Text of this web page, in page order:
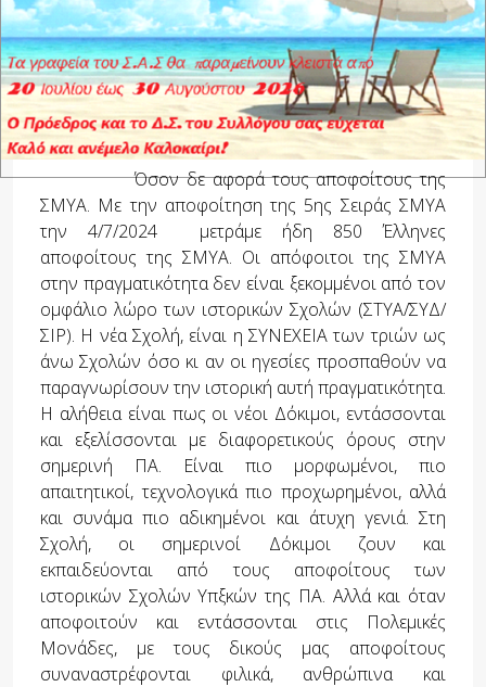
ιδιοκτησία κανενός, πολιτικών ή στρατιωτικών.
Γαλουχηθήκαμε με αξίες και ιδανικά κι έχουμε
δικαίωμα και ιερή υποχρέωση να υπερασπιστούμε,
να νοιαστούμε και να προστατεύσουμε τη Σχολή
μας πρώτα και τα δίκαια συμφέροντα των
αποφοίτων της.
Όσον δε αφορά τους αποφοίτους της
ΣΜΥΑ. Με την αποφοίτηση της 5ης Σειράς ΣΜΥΑ
την 4/7/2024 μετράμε ήδη 850 Έλληνες
αποφοίτους της ΣΜΥΑ. Οι απόφοιτοι της ΣΜΥΑ
στην πραγματικότητα δεν είναι ξεκομμένοι από τον
ομφάλιο λώρο των ιστορικών Σχολών (ΣΤΥΑ/ΣΥΔ/
ΣΙΡ). Η νέα Σχολή, είναι η ΣΥΝΕΧΕΙΑ των τριών ως
άνω Σχολών όσο κι αν οι ηγεσίες προσπαθούν να
παραγνωρίσουν την ιστορική αυτή πραγματικότητα.
Η αλήθεια είναι πως οι νέοι Δόκιμοι, εντάσσονται
και εξελίσσονται με διαφορετικούς όρους στην
σημερινή ΠΑ. Είναι πιο μορφωμένοι, πιο
απαιτητικοί, τεχνολογικά πιο προχωρημένοι, αλλά
και συνάμα πιο αδικημένοι και άτυχη γενιά. Στη
Σχολή, οι σημερινοί Δόκιμοι ζουν και
εκπαιδεύονται από τους αποφοίτους των
ιστορικών Σχολών Υπξκών της ΠΑ. Αλλά και όταν
αποφοιτούν και εντάσσονται στις Πολεμικές
Μονάδες, με τους δικούς μας αποφοίτους
συναναστρέφονται φιλικά, ανθρώπινα και